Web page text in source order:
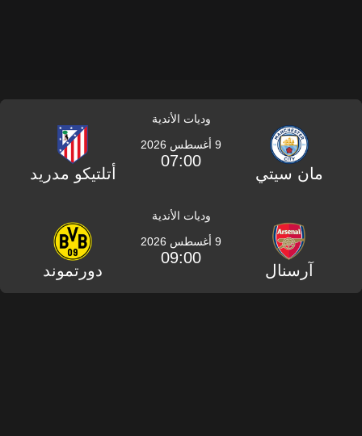
وديات الأندية
مان سيتي
9 أغسطس 2026
07:00
أتلتيكو مدريد
وديات الأندية
آرسنال
9 أغسطس 2026
09:00
دورتموند